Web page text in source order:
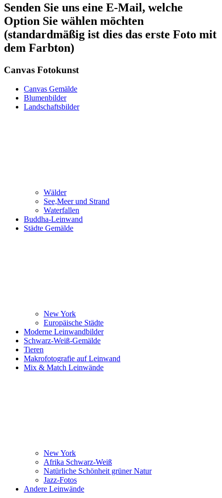
Senden Sie uns eine E-Mail, welche
Option Sie wählen möchten
(standardmäßig ist dies das erste Foto mit
dem Farbton)
Canvas Fotokunst
Canvas Gemälde
Blumenbilder
Landschaftsbilder
Wälder
See,Meer und Strand
Waterfallen
Buddha-Leinwand
Städte Gemälde
New York
Europäische Städte
Moderne Leinwandbilder
Schwarz-Weiß-Gemälde
Tieren
Makrofotografie auf Leinwand
Mix & Match Leinwände
New York
Afrika Schwarz-Weiß
Natürliche Schönheit grüner Natur
Jazz-Fotos
Andere Leinwände